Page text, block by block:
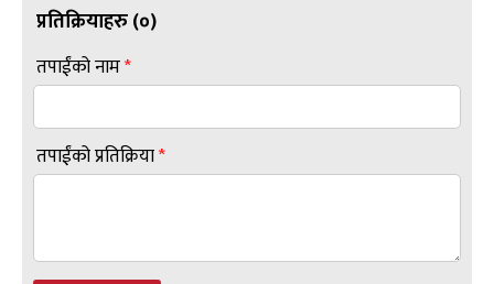
प्रतिक्रियाहरु (०)
तपाईंको नाम*
तपाईंको प्रतिक्रिया*